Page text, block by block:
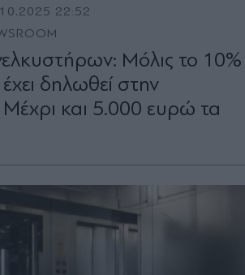
22:52
Μόλις το 10%
δηλωθεί στην
και 5.000 ευρώ τα